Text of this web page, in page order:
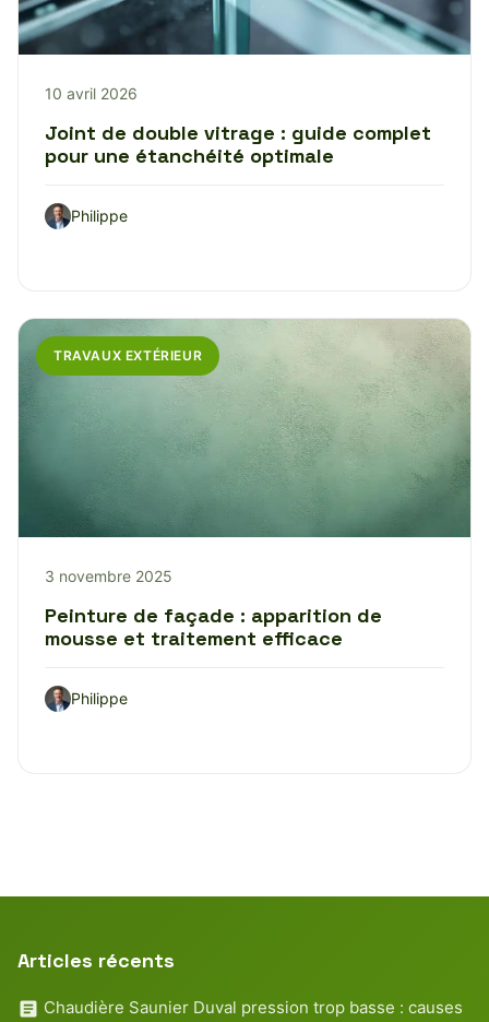
10 avril 2026
Joint de double vitrage : guide complet
pour une étanchéité optimale
Philippe
TRAVAUX EXTÉRIEUR
3 novembre 2025
Peinture de façade : apparition de
mousse et traitement efficace
Philippe
Articles récents
Chaudière Saunier Duval pression trop basse : causes